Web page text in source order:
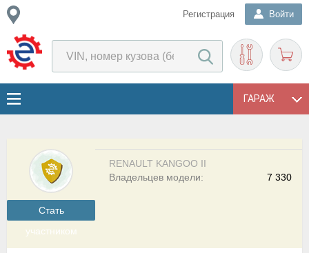
Регистрация Войти
ГАРАЖ
Cтать
участником
RENAULT KANGOO II
7 330
Владельцев модели: